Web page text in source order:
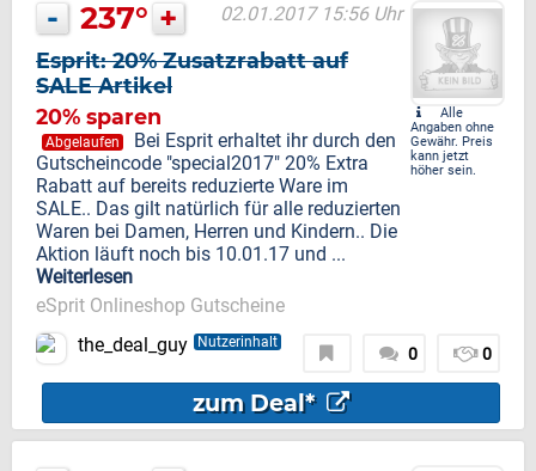
- 237° + 02.01.2017 15:56 Uhr
Esprit: 20% Zusatzrabatt auf
SALE Artikel
20% sparen
Abgelaufen
Bei Esprit erhaltet ihr durch den
Gutscheincode "special2017" 20% Extra
Rabatt auf bereits reduzierte Ware im
SALE.. Das gilt natürlich für alle reduzierten
Waren bei Damen, Herren und Kindern.. Die
Aktion läuft noch bis 10.01.17 und ...
Weiterlesen
eSprit Onlineshop Gutscheine
Alle
Angaben ohne
Gewähr. Preis
kann jetzt
höher sein.
the_deal_guy Nutzerinhalt
0 0
zum Deal*